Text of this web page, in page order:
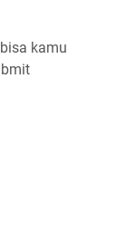
kamu